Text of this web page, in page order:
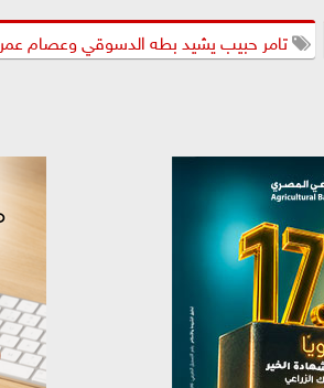
تامر حبيب يشيد بطه الدسوقي وعصام عمر